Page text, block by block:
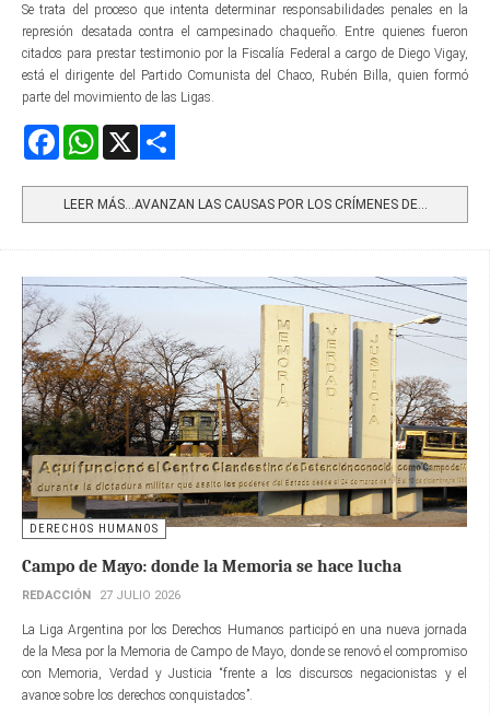
Se trata del proceso que intenta determinar responsabilidades penales en la
represión desatada contra el campesinado chaqueño. Entre quienes fueron
citados para prestar testimonio por la Fiscalía Federal a cargo de Diego Vigay,
está el dirigente del Partido Comunista del Chaco, Rubén Billa, quien formó
parte del movimiento de las Ligas.
FacebookWhatsApp
LEER MÁS…AVANZAN LAS CAUSAS POR LOS CRÍMENES DE...
DERECHOS HUMANOS
Campo de Mayo: donde la Memoria se hace lucha
REDACCIÓN 27 JULIO 2026
La Liga Argentina por los Derechos Humanos participó en una nueva jornada
de la Mesa por la Memoria de Campo de Mayo, donde se renovó el compromiso
con Memoria, Verdad y Justicia “frente a los discursos negacionistas y el
avance sobre los derechos conquistados”.